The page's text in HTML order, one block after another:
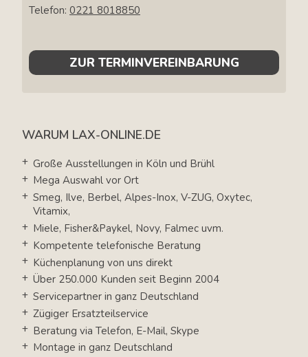
Telefon: 0221 8018850
ZUR TERMINVEREINBARUNG
WARUM LAX-ONLINE.DE
Große Ausstellungen in Köln und Brühl
Mega Auswahl vor Ort
Smeg, Ilve, Berbel, Alpes-Inox, V-ZUG, Oxytec,
Vitamix,
Miele, Fisher&Paykel, Novy, Falmec uvm.
Kompetente telefonische Beratung
Küchenplanung von uns direkt
Über 250.000 Kunden seit Beginn 2004
Servicepartner in ganz Deutschland
Zügiger Ersatzteilservice
Beratung via Telefon, E-Mail, Skype
Montage in ganz Deutschland